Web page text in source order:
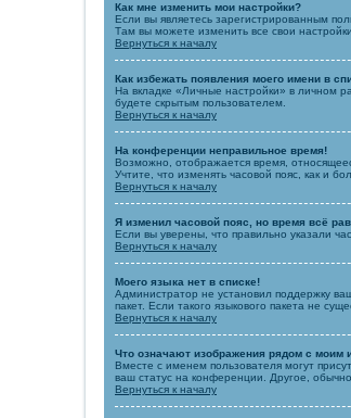
Как мне изменить мои настройки?
Если вы являетесь зарегистрированным
Там вы можете изменить все свои
Вернуться к началу
Как избежать появления моего имени в
На вкладке «Личные настройки» в личном
будете скрытым пользователем.
Вернуться к началу
На конференции неправильное время!
Возможно, отображается время,
Учтите, что изменять часовой пояс, как и
Вернуться к началу
Я изменил часовой пояс, но время всё
Если вы уверены, что правильно указали
Вернуться к началу
Моего языка нет в списке!
Администратор не установил поддержку
пакет. Если такого языкового пакета не
Вернуться к началу
Что означают изображения рядом с моим
Вместе с именем пользователя могут
ваш статус на конференции. Другое,
Вернуться к началу